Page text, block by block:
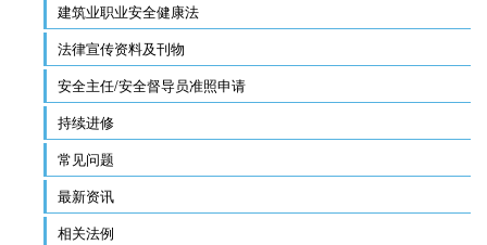
建筑业职业安全健康法
法律宣传资料及刊物
安全主任/安全督导员准照申请
持续进修
常见问题
最新资讯
相关法例